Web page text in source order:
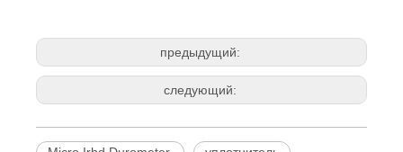
предыдущий:
следующий: